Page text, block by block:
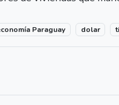
Paraguay dolar